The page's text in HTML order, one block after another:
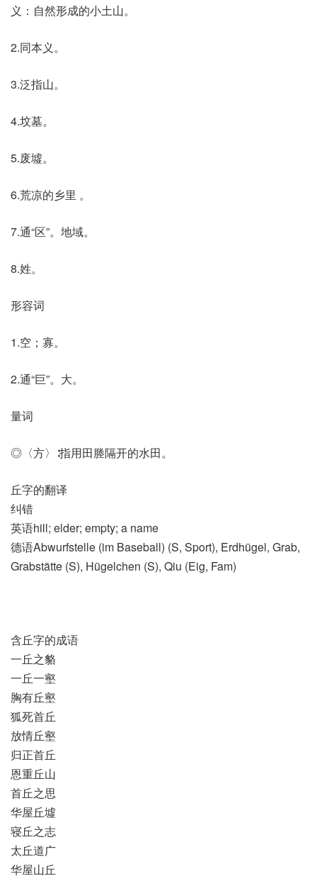
义：自然形成的小土山。
2.同本义。
3.泛指山。
4.坟墓。
5.废墟。
6.荒凉的乡里 。
7.通“区”。地域。
8.姓。
形容词
1.空；寡。
2.通“巨”。大。
量词
◎〈方〉∶指用田塍隔开的水田。
丘字的翻译
纠错
英语hill; elder; empty; a name
德语Abwurfstelle (im Baseball)​ (S, Sport)​, Erdhügel, Grab,
Grabstätte (S)​, Hügelchen (S)​, Qiu (Eig, Fam)
含丘字的成语
一丘之貉
一丘一壑
胸有丘壑
狐死首丘
放情丘壑
归正首丘
恩重丘山
首丘之思
华屋丘墟
寝丘之志
太丘道广
华屋山丘